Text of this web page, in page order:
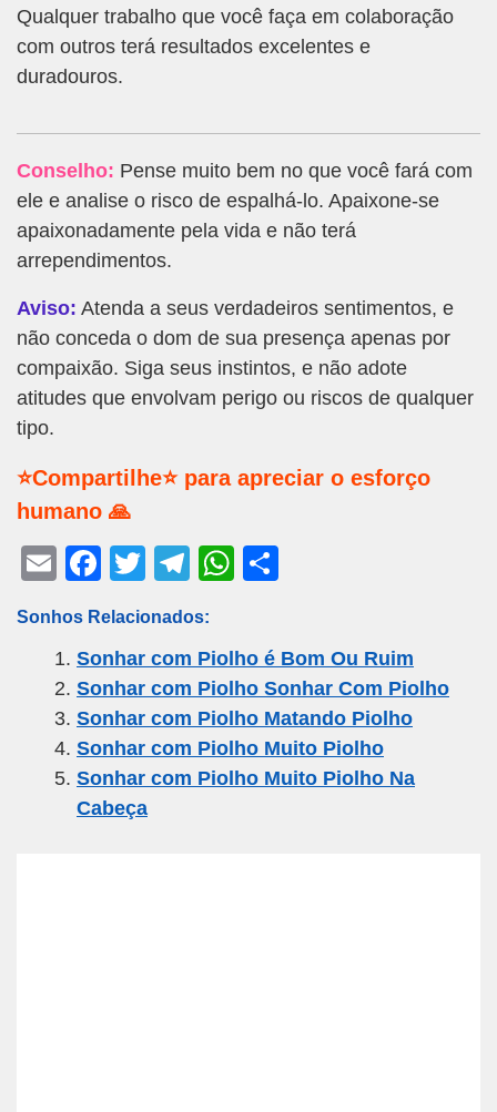
Qualquer trabalho que você faça em colaboração
com outros terá resultados excelentes e
duradouros.
Conselho: Pense muito bem no que você fará com
ele e analise o risco de espalhá-lo. Apaixone-se
apaixonadamente pela vida e não terá
arrependimentos.
Aviso: Atenda a seus verdadeiros sentimentos, e
não conceda o dom de sua presença apenas por
compaixão. Siga seus instintos, e não adote
atitudes que envolvam perigo ou riscos de qualquer
tipo.
⭐Compartilhe⭐ para apreciar o esforço
humano 🙏
E
ail
F
c
e
b
o
o
k
T
tt
er
T
e
gr
a
m
W
s
A
p
p
e
Sonhos Relacionados:
Sonhar com Piolho é Bom Ou Ruim
Sonhar com Piolho Sonhar Com Piolho
Sonhar com Piolho Matando Piolho
Sonhar com Piolho Muito Piolho
Sonhar com Piolho Muito Piolho Na
Cabeça